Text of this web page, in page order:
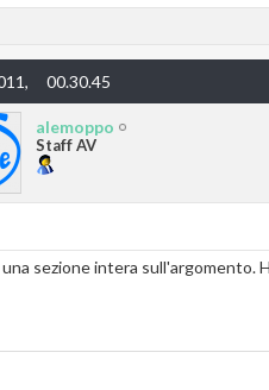
00.30.45
alemoppo
Staff AV
sezione intera sull'argomento.